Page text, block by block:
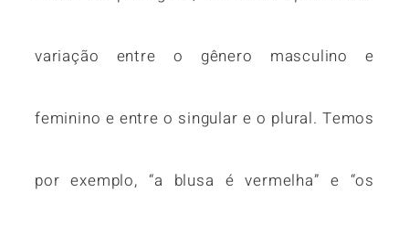
variação entre o gênero masculino e
feminino e entre o singular e o plural. Temos
por exemplo, “a blusa é vermelha” e “os